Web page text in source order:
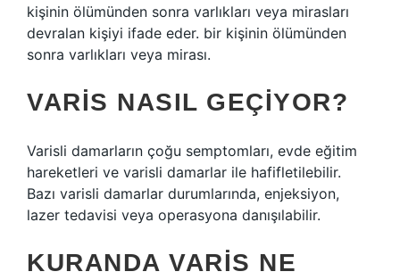
kişinin ölümünden sonra varlıkları veya mirasları
devralan kişiyi ifade eder. bir kişinin ölümünden
sonra varlıkları veya mirası.
VARIS NASIL GEÇIYOR?
Varisli damarların çoğu semptomları, evde eğitim
hareketleri ve varisli damarlar ile hafifletilebilir.
Bazı varisli damarlar durumlarında, enjeksiyon,
lazer tedavisi veya operasyona danışılabilir.
KURANDA VARIS NE